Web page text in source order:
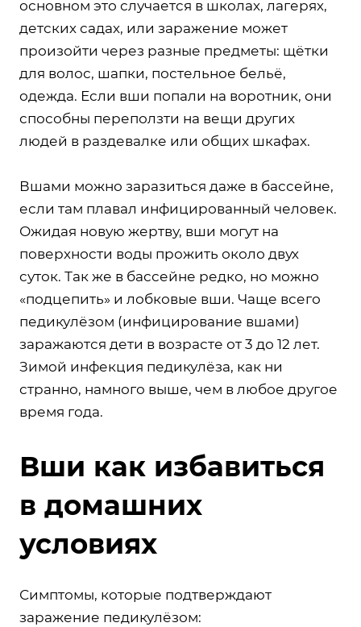
основном это случается в школах, лагерях,
детских садах, или заражение может
произойти через разные предметы: щётки
для волос, шапки, постельное бельё,
одежда. Если вши попали на воротник, они
способны переползти на вещи других
людей в раздевалке или общих шкафах.
Вшами можно заразиться даже в бассейне,
если там плавал инфицированный человек.
Ожидая новую жертву, вши могут на
поверхности воды прожить около двух
суток. Так же в бассейне редко, но можно
«подцепить» и лобковые вши. Чаще всего
педикулёзом (инфицирование вшами)
заражаются дети в возрасте от 3 до 12 лет.
Зимой инфекция педикулёза, как ни
странно, намного выше, чем в любое другое
время года.
Вши как избавиться
в домашних
условиях
Симптомы, которые подтверждают
заражение педикулёзом: